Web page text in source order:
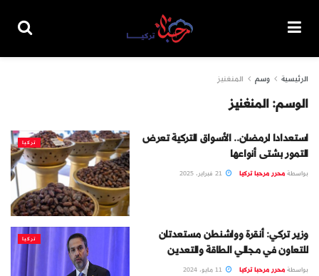
الرئيسية وسم المنغنيز
الوسم:المنغنيز
تركيا
استعدادا لرمضان.. الأسواق التركية تعرض
التمور بشتى أنواعها
بواسطةمحرر مرحبا تركيا
تركيا
وزير تركي: أنقرة وواشنطن مستعدتان
للتعاون في مجالي الطاقة والتعدين
بواسطةمحرر مرحبا تركيا